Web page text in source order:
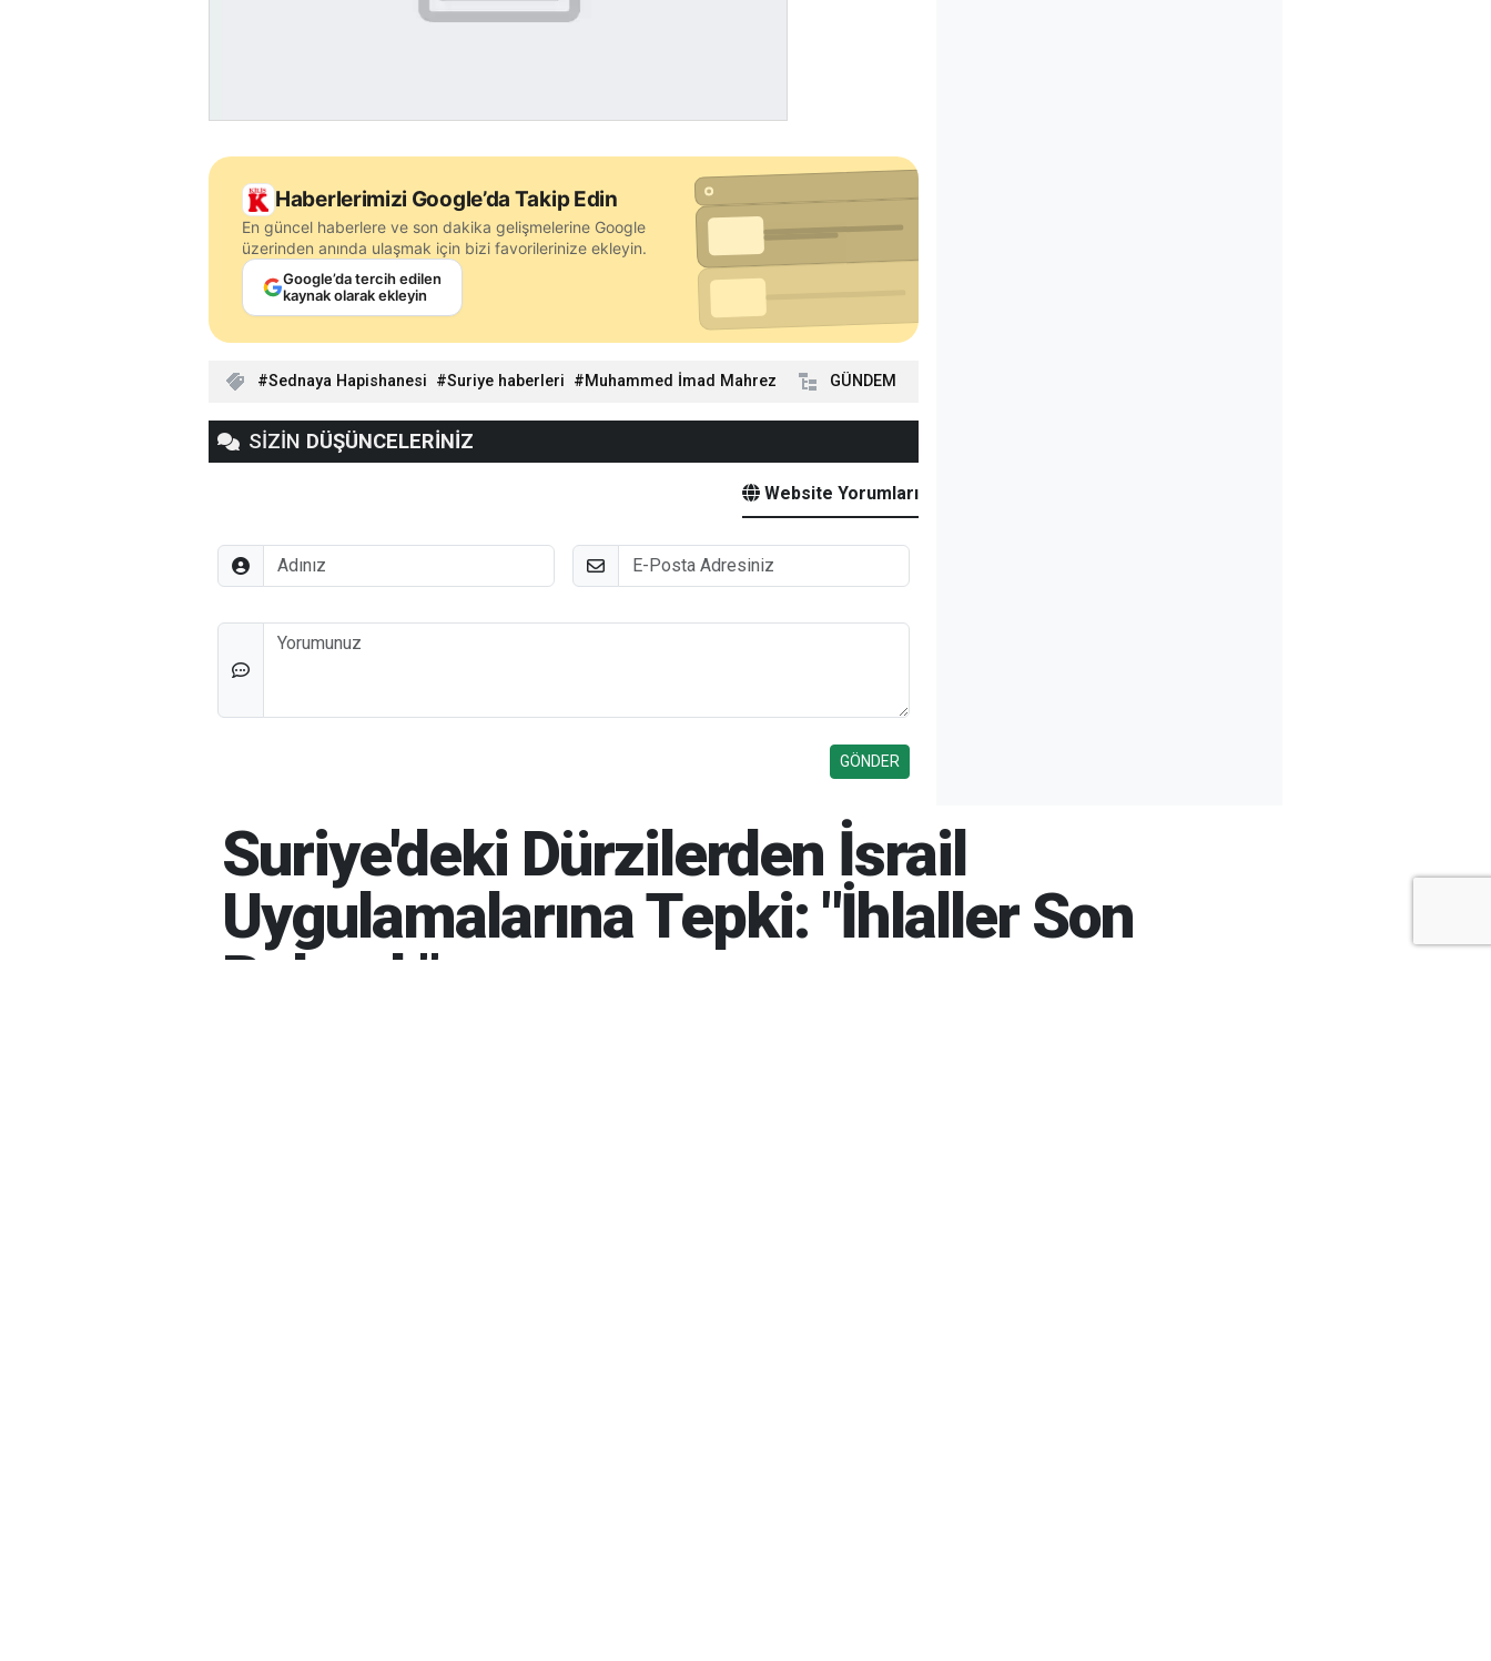
Haberlerimizi Google’da Takip Edin
En güncel haberlere ve son dakika gelişmelerine Google
üzerinden anında ulaşmak için bizi favorilerinize ekleyin.
Google’da tercih edilen
kaynak olarak ekleyin
Sednaya Hapishanesi Suriye haberleri Muhammed İmad Mahrez GÜNDEM
SİZİN DÜŞÜNCELERİNİZ
Website Yorumları
Adınız E-Posta
Düşünceleriniz
Suriye'deki Dürzilerden İsrail
Uygulamalarına Tepki: "İhlaller Son
Bulmalı"